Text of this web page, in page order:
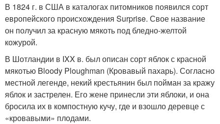
В 1824 г. в США в каталогах питомников появился сорт
европейского происхождения Surprise. Свое название
он получил за красную мякоть под бледно-желтой
кожурой.
В Шотландии в IXX в. был описан сорт яблок с красной
мякотью Bloody Ploughman (Кровавый пахарь). Согласно
местной легенде, некий крестьянин был пойман за кражу
яблок и застрелен. Его жене принесли эти яблоки, и она
бросила их в компостную кучу, где и взошло деревце с
«кровавыми» плодами.